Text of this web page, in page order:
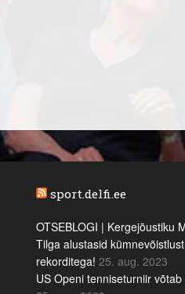
sport.delfi.ee
OTSEBLOGI | Kergejõustiku
Tilga alustasid
rekorditega! 25. aug. 2023
US Openi tenniseturniir võtab